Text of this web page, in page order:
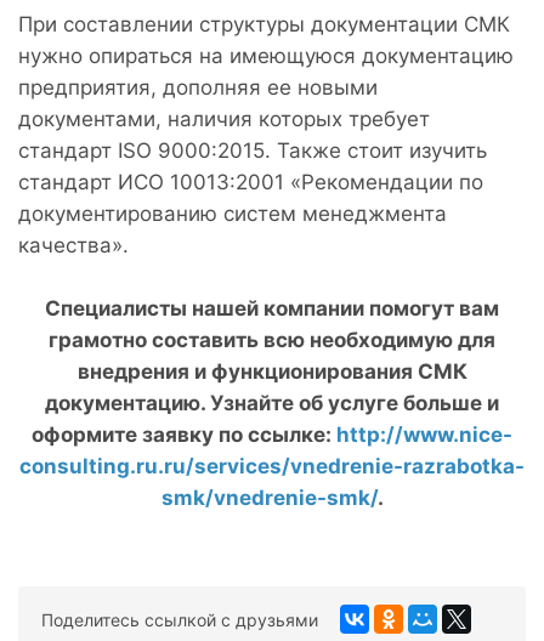
При составлении структуры документации СМК
нужно опираться на имеющуюся документацию
предприятия, дополняя ее новыми
документами, наличия которых требует
стандарт ISO 9000:2015. Также стоит изучить
стандарт ИСО 10013:2001 «Рекомендации по
документированию систем менеджмента
качества».
Специалисты нашей компании помогут вам
грамотно составить всю необходимую для
внедрения и функционирования СМК
документацию. Узнайте об услуге больше и
оформите заявку по ссылке: http://www.nice-
consulting.ru.ru/services/vnedrenie-razrabotka-
smk/vnedrenie-smk/.
Поделитесь ссылкой с друзьями